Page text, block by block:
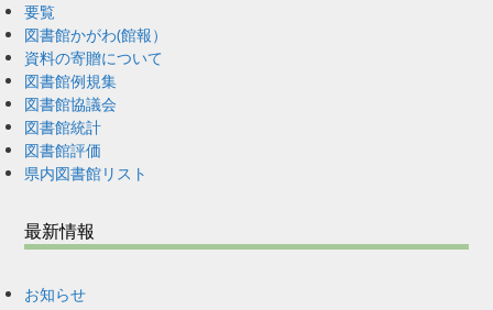
要覧
図書館かがわ(館報）
資料の寄贈について
図書館例規集
図書館協議会
図書館統計
図書館評価
県内図書館リスト
最新情報
お知らせ